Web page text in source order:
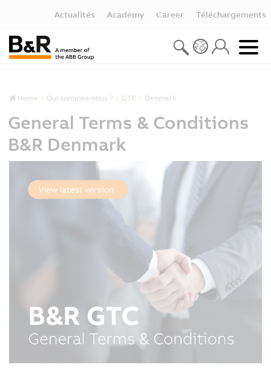
Actualités Academy Career Téléchargements
Home Qui sommes-nous ? GTC Denmark
General Terms & Conditions
B&R Denmark